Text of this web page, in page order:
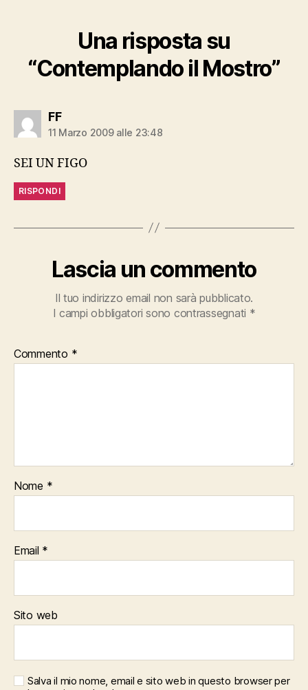
Una risposta su
“Contemplando il Mostro”
FFdice:
11 Marzo 2009 alle 23:48
SEI UN FIGO
RISPONDI
Lascia un commento
Il tuo indirizzo email non sarà pubblicato.
I campi obbligatori sono contrassegnati *
Commento *
Nome *
Email *
Sito web
Salva il mio nome, email e sito web in questo browser per